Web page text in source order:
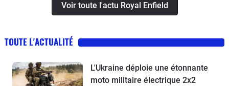
Voir toute l'actu Royal Enfield
TOUTE L'ACTUALITÉ
L'Ukraine déploie une étonnante
moto militaire électrique 2x2